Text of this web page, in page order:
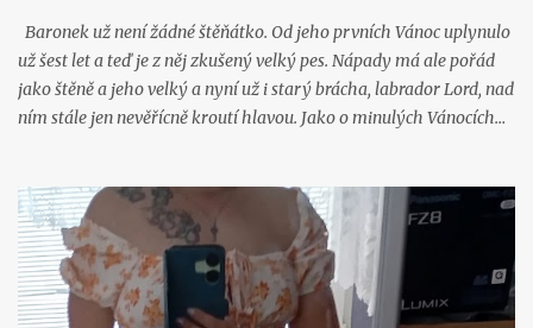
Baronek už není žádné štěňátko. Od jeho prvních Vánoc uplynulo
už šest let a teď je z něj zkušený velký pes. Nápady má ale pořád
jako štěně a jeho velký a nyní už i starý brácha, labrador Lord, nad
ním stále jen nevěřícně kroutí hlavou. Jako o minulých Vánocích…